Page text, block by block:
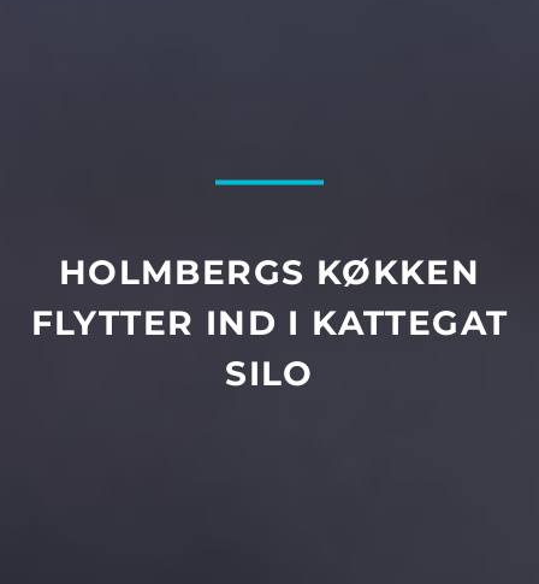
HOLMBERGS KØKKEN
FLYTTER IND I KATTEGAT
SILO